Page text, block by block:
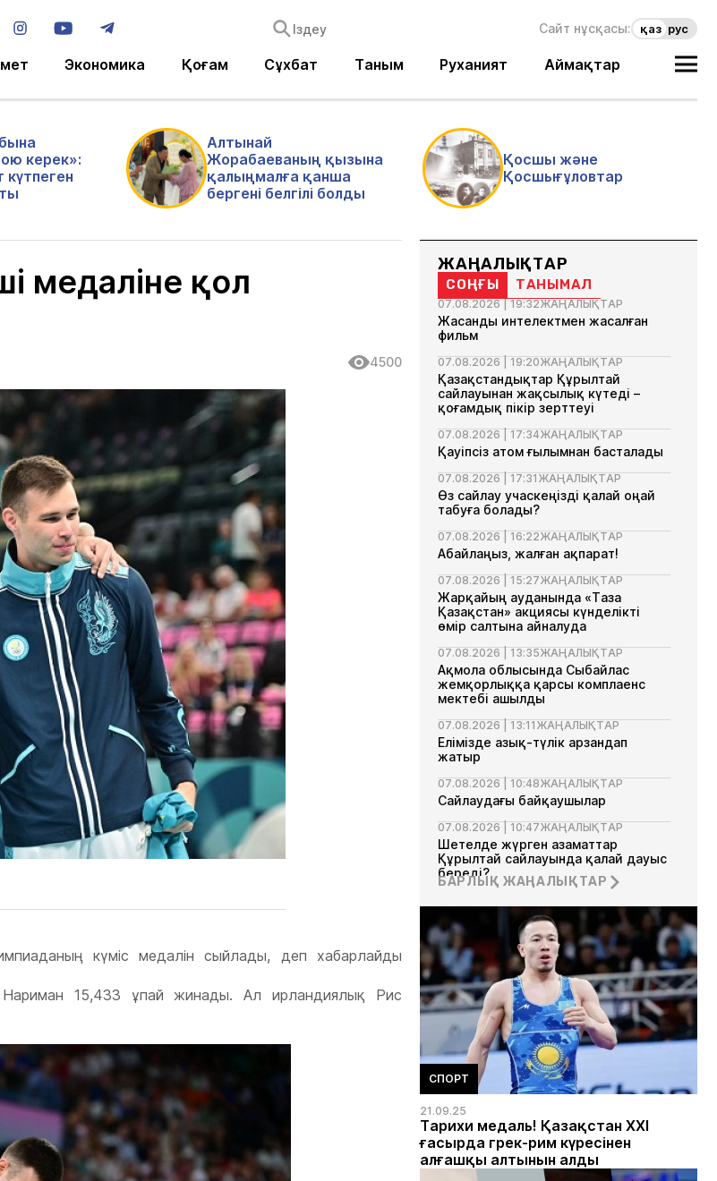
Сайт нұсқасы: қаз рус
Экономика Қоғам Сұхбат Таным Руханият Аймақтар
керек»:
күтпеген
Алтынай
Жорабаеваның қызына
қалыңмалға қанша
бергені белгілі болды
Қосшы және
Қосшығұловтар
медаліне қол
4500
күміс медалін сыйлады, деп хабарлайды
15,433 ұпай жинады. Ал ирландиялық Рис
ЖАҢАЛЫҚТАР
СОҢҒЫ ТАНЫМАЛ
07.08.2026 | 19:32ЖАҢАЛЫҚТАР
Жасанды интелектмен жасалған
фильм
07.08.2026 | 19:20ЖАҢАЛЫҚТАР
Қазақстандықтар Құрылтай
сайлауынан жақсылық күтеді –
қоғамдық пікір зерттеуі
07.08.2026 | 17:34ЖАҢАЛЫҚТАР
Қауіпсіз атом ғылымнан басталады
07.08.2026 | 17:31 ЖАҢАЛЫҚТАР
Өз сайлау учаскеңізді қалай оңай
табуға болады?
07.08.2026 | 16:22ЖАҢАЛЫҚТАР
Абайлаңыз, жалған ақпарат!
07.08.2026 | 15:27ЖАҢАЛЫҚТАР
Жарқайың ауданында «Таза
Қазақстан» акциясы күнделікті
өмір салтына айналуда
07.08.2026 | 13:35ЖАҢАЛЫҚТАР
Ақмола облысында Сыбайлас
жемқорлыққа қарсы комплаенс
мектебі ашылды
07.08.2026 | 13:11 ЖАҢАЛЫҚТАР
Елімізде азық-түлік арзандап
жатыр
07.08.2026 | 10:48ЖАҢАЛЫҚТАР
Сайлаудағы байқаушылар
07.08.2026 | 10:47ЖАҢАЛЫҚТАР
Шетелде жүрген азаматтар
Құрылтай сайлауында қалай дауыс
береді?
БАРЛЫҚ ЖАҢАЛЫҚТАР
СПОРТ
21.09.25
Тарихи медаль! Қазақстан XXI
ғасырда грек-рим күресінен
алғашқы алтынын алды